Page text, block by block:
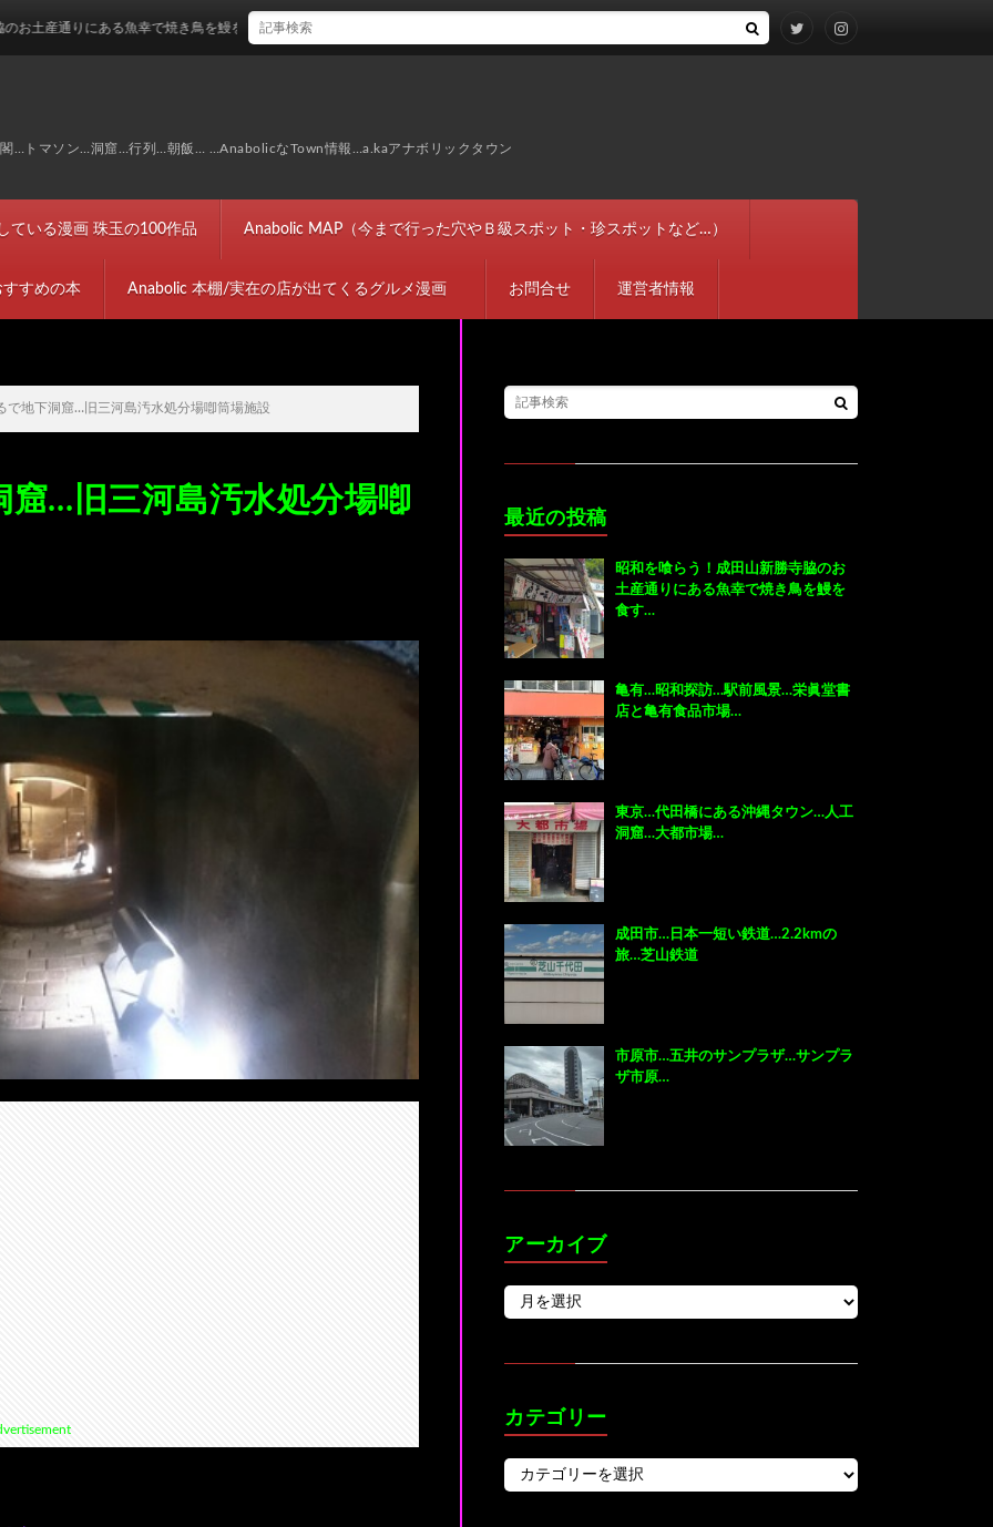
…トマソン…洞窟…行列…朝飯… …AnabolicなTown情報…a.kaアナボリックタウン
ている漫画 珠玉の100作品 Anabolic MAP（今まで行った穴やＢ級スポット・珍スポットなど…）
すめの本 Anabolic 本棚/実在の店が出てくるグルメ漫画 お問合せ 運営者情報
る魚幸で焼き鳥を鰻を食す…
で地下洞窟…旧三河島汚水処分場喞筒場施設
…旧三河島汚水処分場喞
最近の投稿
昭和を喰らう！成田山新勝寺脇のお
土産通りにある魚幸で焼き鳥を鰻を
食す…
亀有…昭和探訪…駅前風景…栄眞堂書
店と亀有食品市場…
東京…代田橋にある沖縄タウン…人工
洞窟…大都市場…
成田市…日本一短い鉄道…2.2kmの
旅…芝山鉄道
市原市…五井のサンプラザ…サンプラ
ザ市原…
アーカイブ
カテゴリー